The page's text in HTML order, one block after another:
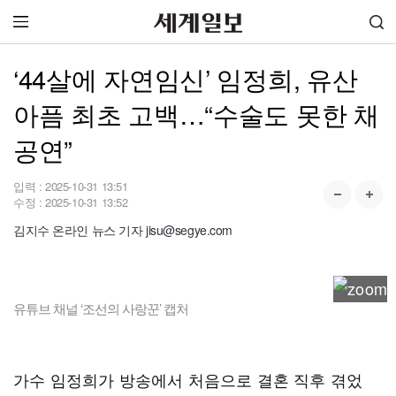
‘44살에 자연임신’ 임정희, 유산
아픔 최초 고백…“수술도 못한 채
공연”
입력 : 2025-10-31 13:51
수정 : 2025-10-31 13:52
김지수 온라인 뉴스 기자 jisu@segye.com
유튜브 채널 ‘조선의 사랑꾼’ 캡처
가수 임정희가 방송에서 처음으로 결혼 직후 겪었